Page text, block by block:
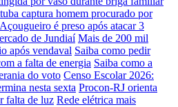
captura homem procurado por
Açougueiro é preso após atacar 3
de Jundiaí Mais de 200 mil
após vendaval Saiba como pedir
a falta de energia Saiba como a
do voto Censo Escolar 2026:
nesta sexta Procon-RJ orienta
falta de luz Rede elétrica mais